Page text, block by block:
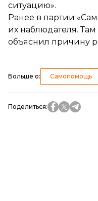
ситуацию».
Ранее в партии
их наблюдателя.
объяснил причину
Больше о: Самопомощь
Поделиться: